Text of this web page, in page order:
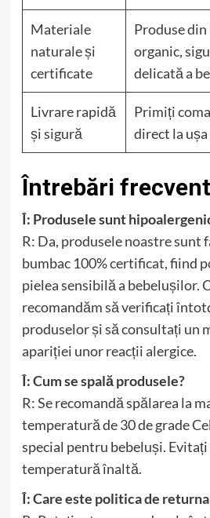
Materiale
naturale și
certificate
Produse
organic,
delicată a
Livrare rapidă
și sigură
Primiți
direct la
Întrebări
Î: Produsele sunt
R: Da, produsele noastre sunt
bumbac 100% certificat, fiind
pielea sensibilă a bebelușilor.
recomandăm să verificați
produselor și să consultați un
apariției unor reacții alergice.
Î: Cum se spală produsele?
R: Se recomandă spălarea la
temperatură de 30 de grade
special pentru bebeluși. Evitați
temperatură înaltă.
Î: Care este politica de